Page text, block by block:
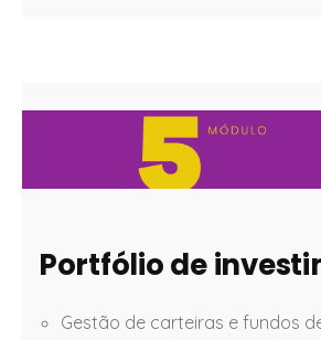
Portfólio de
Gestão de carteiras e fundos